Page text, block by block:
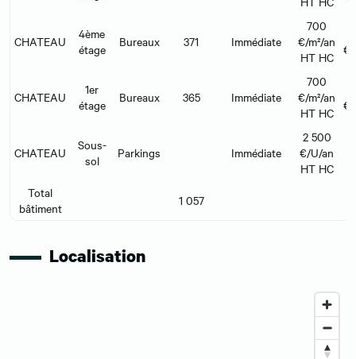
CHATEAU
4ème
étage
Bureaux 371 Immédiate
700
€/m²/an
HT HC
€/
CHATEAU
1er
étage
Bureaux 365 Immédiate
700
€/m²/an
HT HC
€/
CHATEAU
Sous-
sol
Parkings Immédiate
2 500
€/U/an
HT HC
Total
bâtiment
1 057
Localisation